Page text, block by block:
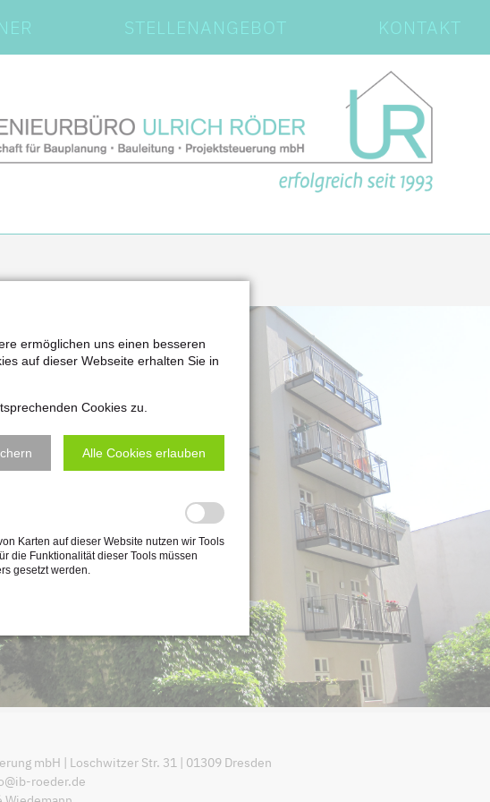
STELLENANGEBOT KONTAKT
mbH | Loschwitzer Str. 31 | 01309 Dresden
roeder.de
ermöglichen uns einen besseren
auf dieser Webseite erhalten Sie in
Cookies zu.
Alle Cookies erlauben
Karten auf dieser Website nutzen wir Tools
die Funktionalität dieser Tools müssen
gesetzt werden.